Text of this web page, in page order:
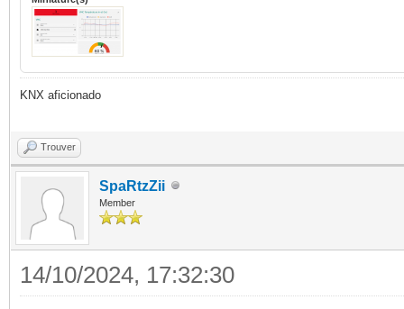
KNX aficionado
Trouver
SpaRtzZii
Member
14/10/2024, 17:32:30